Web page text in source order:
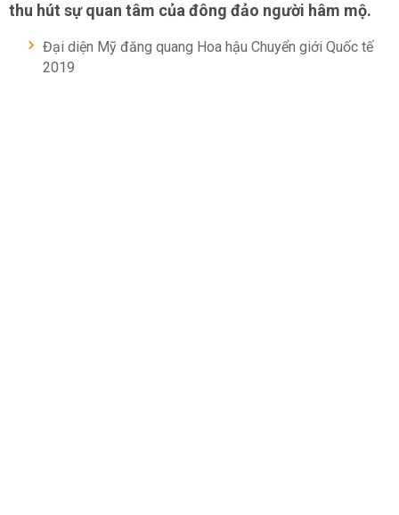
thu hút sự quan tâm của đông đảo người hâm mộ.
Đại diện Mỹ đăng quang Hoa hậu Chuyển giới Quốc tế
2019